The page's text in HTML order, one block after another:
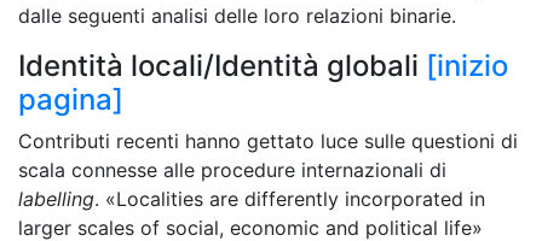
dalle seguenti analisi delle loro relazioni binarie.
Identità locali/Identità globali [inizio
pagina]
Contributi recenti hanno gettato luce sulle questioni di
scala connesse alle procedure internazionali di
labelling. «Localities are differently incorporated in
larger scales of social, economic and political life»